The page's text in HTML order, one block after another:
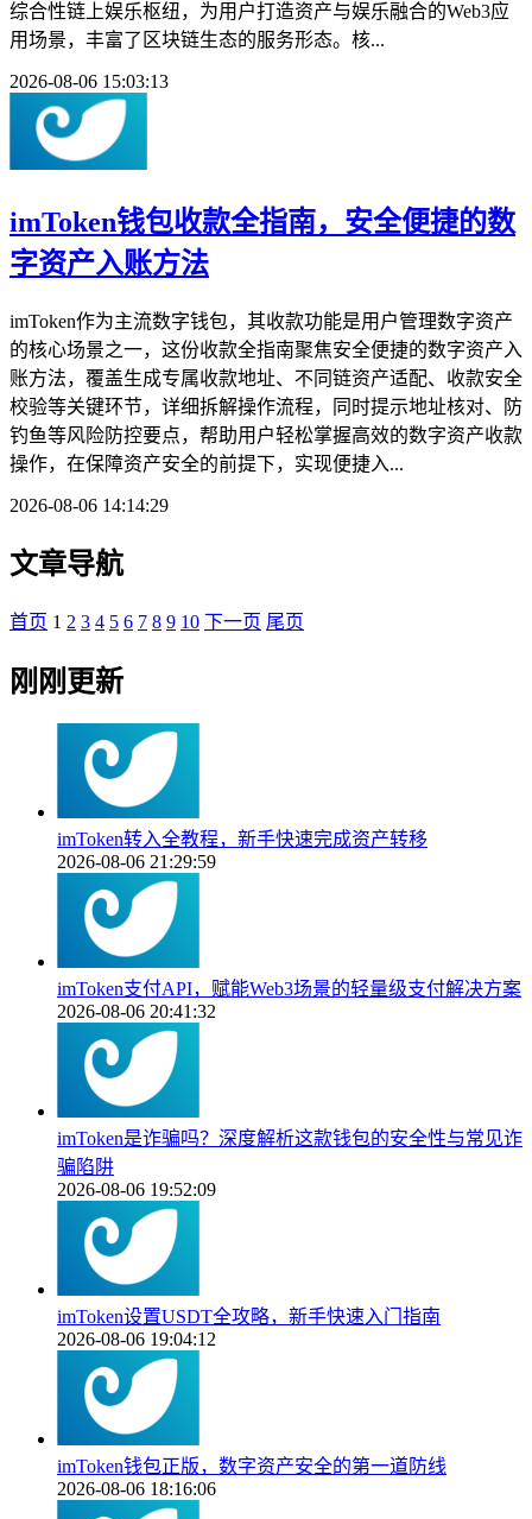
综合性链上娱乐枢纽，为用户打造资产与娱乐融合的Web3应
用场景，丰富了区块链生态的服务形态。核...
2026-08-06 15:03:13
imToken钱包收款全指南，安全便捷的数
字资产入账方法
imToken作为主流数字钱包，其收款功能是用户管理数字资产
的核心场景之一，这份收款全指南聚焦安全便捷的数字资产入
账方法，覆盖生成专属收款地址、不同链资产适配、收款安全
校验等关键环节，详细拆解操作流程，同时提示地址核对、防
钓鱼等风险防控要点，帮助用户轻松掌握高效的数字资产收款
操作，在保障资产安全的前提下，实现便捷入...
2026-08-06 14:14:29
文章导航
首页 1 2 3 4 5 6 7 8 9 10 下一页 尾页
刚刚更新
imToken转入全教程，新手快速完成资产转移
2026-08-06 21:29:59
imToken支付API，赋能Web3场景的轻量级支付解决方案
2026-08-06 20:41:32
imToken是诈骗吗？深度解析这款钱包的安全性与常见诈
骗陷阱
2026-08-06 19:52:09
imToken设置USDT全攻略，新手快速入门指南
2026-08-06 19:04:12
imToken钱包正版，数字资产安全的第一道防线
2026-08-06 18:16:06